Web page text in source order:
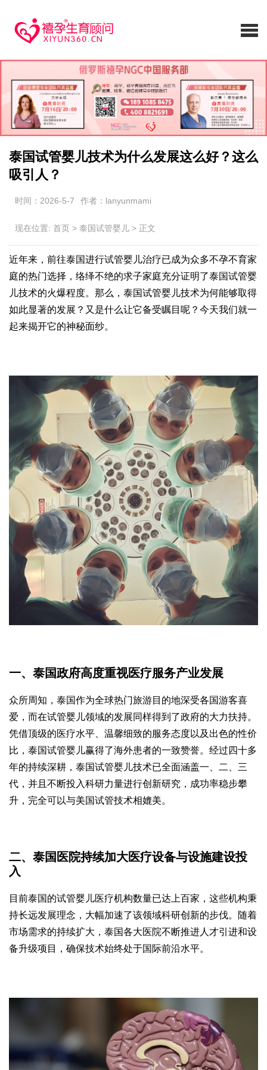
泰国试管婴儿技术为什么发展这么好？这么
吸引人？
时间：2026-5-7 作者：lanyunmami
现在位置: 首页 > 泰国试管婴儿 > 正文
近年来，前往泰国进行试管婴儿治疗已成为众多不孕不育家
庭的热门选择，络绎不绝的求子家庭充分证明了泰国试管婴
儿技术的火爆程度。那么，泰国试管婴儿技术为何能够取得
如此显著的发展？又是什么让它备受瞩目呢？今天我们就一
起来揭开它的神秘面纱。
一、泰国政府高度重视医疗服务产业发展
众所周知，泰国作为全球热门旅游目的地深受各国游客喜
爱，而在试管婴儿领域的发展同样得到了政府的大力扶持。
凭借顶级的医疗水平、温馨细致的服务态度以及出色的性价
比，泰国试管婴儿赢得了海外患者的一致赞誉。经过四十多
年的持续深耕，泰国试管婴儿技术已全面涵盖一、二、三
代，并且不断投入科研力量进行创新研究，成功率稳步攀
升，完全可以与美国试管技术相媲美。
二、泰国医院持续加大医疗设备与设施建设投
入
目前泰国的试管婴儿医疗机构数量已达上百家，这些机构秉
持长远发展理念，大幅加速了该领域科研创新的步伐。随着
市场需求的持续扩大，泰国各大医院不断推进人才引进和设
备升级项目，确保技术始终处于国际前沿水平。